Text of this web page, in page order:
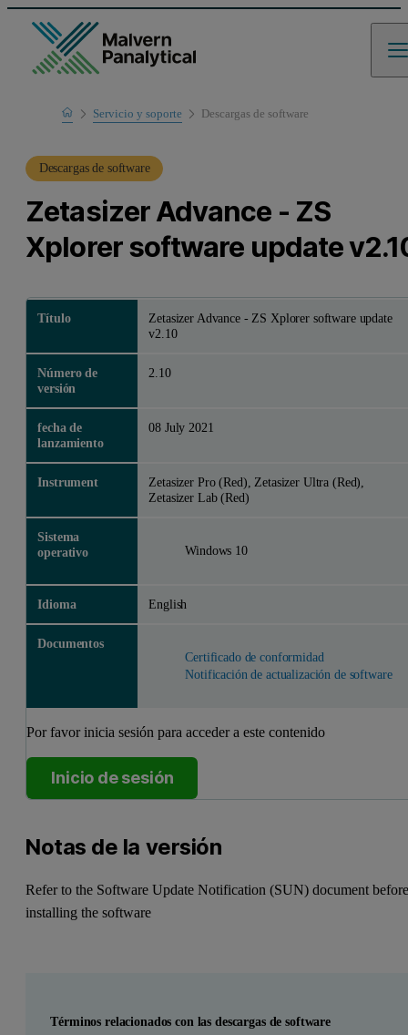
HomeServicio y soporte
Soporte de productos
Descargas de software
Descargas de software
Zetasizer Advance - ZS
Xplorer software update
Título
Zetasizer Advance - ZS Xplorer software update
v2.10
Número de
versión
2.10
fecha de
lanzamiento
08 July 2021
Instrument
Zetasizer Pro (Red), Zetasizer Ultra (Red),
Zetasizer Lab (Red)
Sistema
operativo
Windows 10
Idioma English
Documentos
Certificado de conformidad
Notificación de actualización de software
Por favor inicia sesión para acceder a este contenido
Inicio de sesión
Notas de la versión
Refer to the Software Update Notification (SUN) document
installing the software
Términos relacionados con las descargas de software